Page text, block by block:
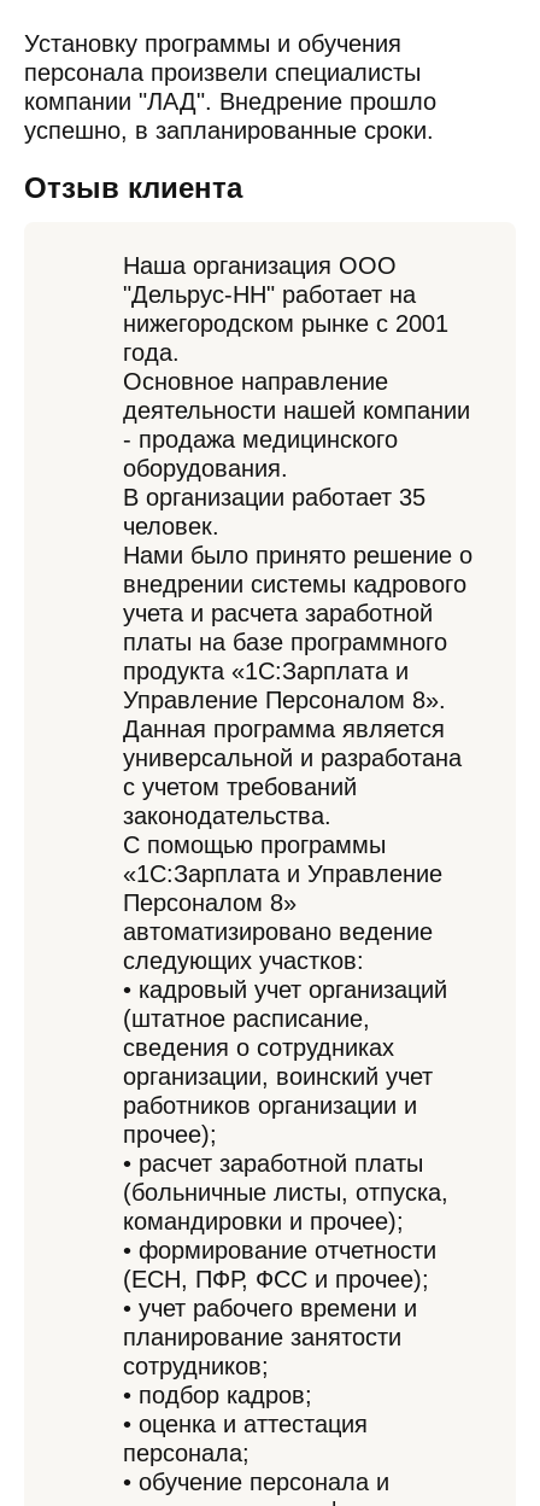
Установку программы и обучения
персонала произвели специалисты
компании "ЛАД". Внедрение прошло
успешно, в запланированные сроки.
Отзыв клиента
Наша организация ООО
"Дельрус-НН" работает на
нижегородском рынке с 2001
года.
Основное направление
деятельности нашей компании
- продажа медицинского
оборудования.
В организации работает 35
человек.
Нами было принято решение о
внедрении системы кадрового
учета и расчета заработной
платы на базе программного
продукта «1С:Зарплата и
Управление Персоналом 8».
Данная программа является
универсальной и разработана
с учетом требований
законодательства.
С помощью программы
«1С:Зарплата и Управление
Персоналом 8»
автоматизировано ведение
следующих участков:
• кадровый учет организаций
(штатное расписание,
сведения о сотрудниках
организации, воинский учет
работников организации и
прочее);
• расчет заработной платы
(больничные листы, отпуска,
командировки и прочее);
• формирование отчетности
(ЕСН, ПФР, ФСС и прочее);
• учет рабочего времени и
планирование занятости
сотрудников;
• подбор кадров;
• оценка и аттестация
персонала;
• обучение персонала и